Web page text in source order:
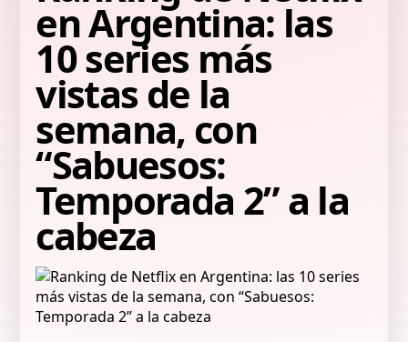
en Argentina: las
10 series más
vistas de la
semana, con
“Sabuesos:
Temporada 2” a la
cabeza